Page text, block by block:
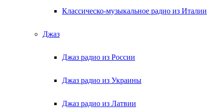
Классическо-музыкальное радио из Италии
Джаз
Джаз радио из России
Джаз радио из Украины
Джаз радио из Латвии